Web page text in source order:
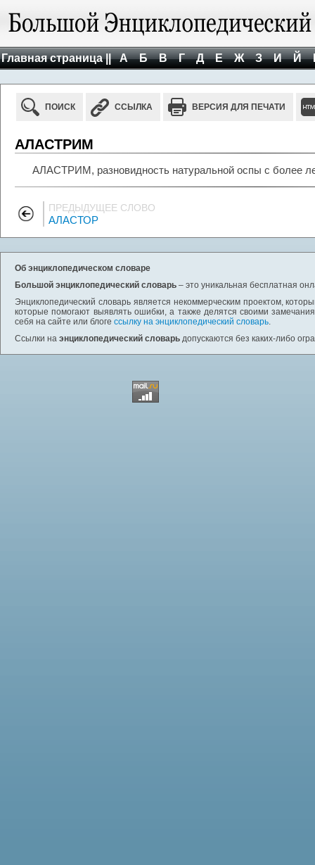
Главная страница || А Б В Г Д Е Ж З И Й
ПОИСК ССЫЛКА ВЕРСИЯ ДЛЯ ПЕЧАТИ
АЛАСТРИМ
АЛАСТРИМ, разновидность натуральной оспы с более
ПРЕДЫДУЩЕЕ СЛОВО
АЛАСТОР
Об энциклопедическом словаре
Большой энциклопедический словарь – это уникальная бесплатная
Энциклопедический словарь является некоммерческим проектом,
которые помогают выявлять ошибки, а также делятся своими
себя на сайте или блоге ссылку на энциклопедический словарь.
Ссылки на энциклопедический словарь допускаются без каких-либо